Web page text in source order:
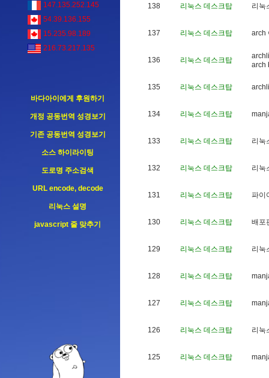
147.135.252.145
54.39.136.155
15.235.98.189
216.73.217.135
바다아이에게 후원하기
개정 공동번역 성경보기
기존 공동번역 성경보기
소스 하이라이팅
도로명 주소검색
URL encode, decode
리눅스 설명
javascript 줄 맞추기
138 리눅스 데스크탑 리 눅
137 리눅스 데스크탑 arch
136 리눅스 데스크탑 arch i
arch
135 리눅스 데스크탑 arch i
134 리눅스 데스크탑 manj
133 리눅스 데스크탑 리 눅
132 리눅스 데스크탑 리 눅
131 리눅스 데스크탑 파이
130 리눅스 데스크탑 배 포
129 리눅스 데스크탑 리 눅
128 리눅스 데스크탑 manj
127 리눅스 데스크탑 manj
126 리눅스 데스크탑 리 눅
125 리눅스 데스크탑 manj